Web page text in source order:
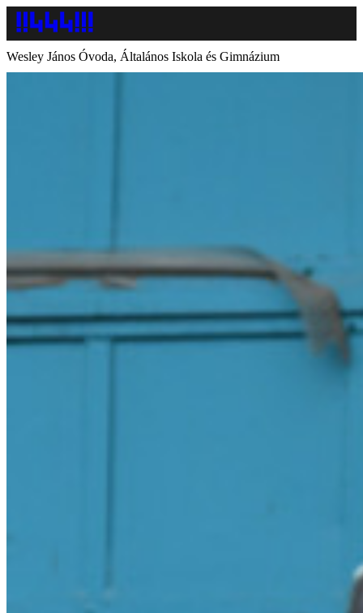
Wesley János Óvoda, Általános Iskola és Gimnázium